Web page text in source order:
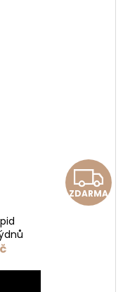
Z
D
ZDARMA